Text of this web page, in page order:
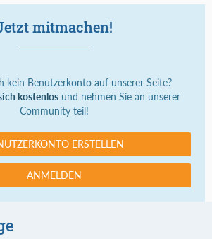
mitmachen!
kein Benutzerkonto auf unserer Seite?
kostenlos und nehmen Sie an unserer
Community teil!
ERSTELLEN
ANMELDEN